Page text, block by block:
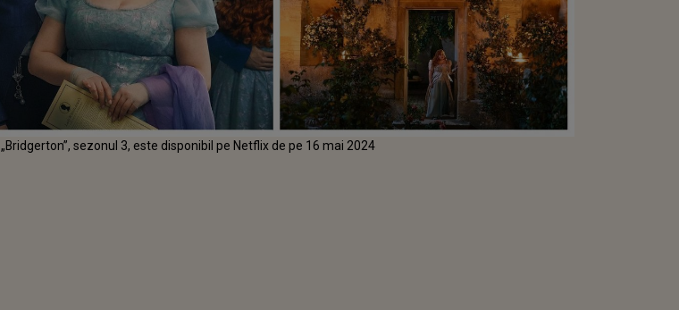
„Bridgerton”, sezonul 3, este disponibil pe Netflix de pe 16 mai 2024